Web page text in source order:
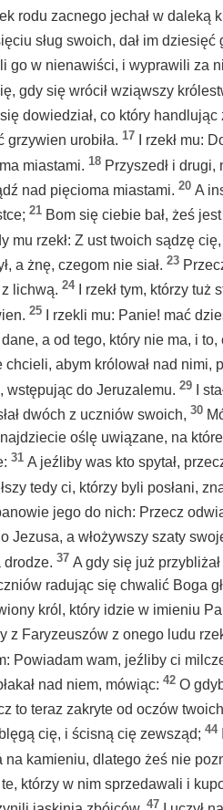
rodu zacnego jechał w
sług swoich, dał im
go w nienawiści, i wyprawili za
gdy się wrócił wziąwszy
dowiedział, co który handlując
grzywien urobiła. 17
I rzekł mu:
miastami. 18 Przyszedł i
nad pięcioma miastami. 20 A
21 Bom się ciebie bał, żeś
mu rzekł: Z ust twoich sądzę
a żnę, czegom nie siał. 23
z lichwą. 24
I rzekł tym, którzy
25 I rzekli mu: Panie! mać
a od tego, który nie ma, i
chcieli, abym królował nad
wstępując do Jeruzalemu. 29
I
dwóch z uczniów swoich, 30
oślę uwiązane, na
31 A jeźliby was kto spytał,
tedy ci, którzy byli posłani,
jego do nich: Przecz
Jezusa, a włożywszy szaty
drodze. 37 A gdy się już
radując się chwalić Boga
król, który idzie w imieniu
z Faryzeuszów z onego ludu
Powiadam wam, jeźliby ci
nad niem, mówiąc: 42 O
to teraz zakryte od oczów
cię, i ścisną cię zewsząd; 44
kamieniu, dlatego żeś nie
którzy w nim sprzedawali i
47